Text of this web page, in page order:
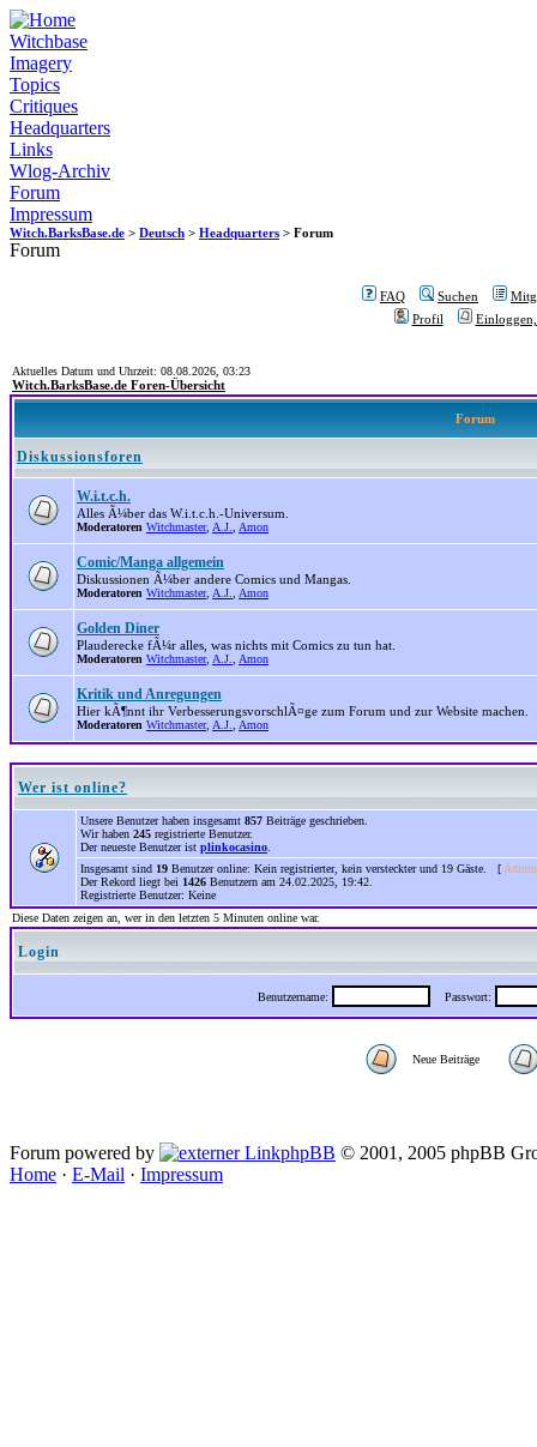
Witchbase
Imagery
Topics
Critiques
Headquarters
Links
Wlog-Archiv
Forum
Impressum
Witch.BarksBase.de > Deutsch > Headquarters > Forum
Forum
FAQ Suchen
Profil
Aktuelles Datum und Uhrzeit: 08.08.2026, 03:23
Witch.BarksBase.de Foren-Übersicht
Forum
Diskussionsforen
W.i.t.c.h.
Alles Ã¼ber das W.i.t.c.h.-Universum.
Moderatoren Witchmaster, A.J. Amon
Comic/Manga allgemein
Diskussionen Ã¼ber andere Comics und Mangas.
Moderatoren Witchmaster, A.J. Amon
Golden Diner
Plauderecke fÃ¼r alles, was nichts mit Comics zu tun hat.
Moderatoren Witchmaster, A.J. Amon
Kritik und Anregungen
Hier kÃ¶nnt ihr VerbesserungsvorschlÃ¤ge zum Forum und zur Website machen.
Moderatoren Witchmaster, A.J. Amon
Wer ist online?
Unsere Benutzer haben insgesamt 857 Beiträge geschrieben.
Wir haben 245 registrierte Benutzer.
Der neueste Benutzer ist plinkocasino
Insgesamt sind 19 Benutzer online: Kein registrierter, kein versteckter und 19 Gäste. [
Der Rekord liegt bei 1426 Benutzern am 24.02.2025, 19:42.
Registrierte Benutzer: Keine
Diese Daten zeigen an, wer in den letzten 5 Minuten online war.
Login
Benutzername: Passwort:
Neue Beiträge
Forum powered by phpBB © 2001, 2005 phpBB
Home · E-Mail · Impressum